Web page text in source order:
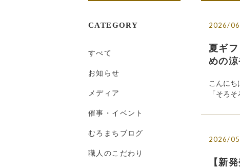
CATEGORY
すべて
お知らせ
メディア
催事・イベント
むろまちブログ
職人のこだわり
2026/
夏ギ
めの
こんにち
「そろ
2026/
【新